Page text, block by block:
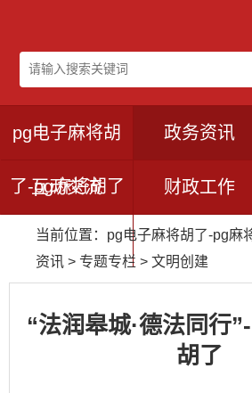
pg电子麻将胡
了-pg麻将胡了
下载入口
政务资讯
互动交流 财政工作
当前位置： pg电子麻将胡了-pg麻
资讯 > 专题专栏 > 文明创建
“法润皋城·德法同行
胡了